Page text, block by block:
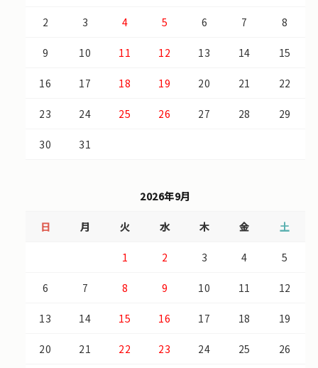
2 3 4 5 6 7 8
9 10 11 12 13 14 15
16 17 18 19 20 21 22
23 24 25 26 27 28 29
30 31
2026年9月
日 月 火 水 木 金 土
1 2 3 4 5
6 7 8 9 10 11 12
13 14 15 16 17 18 19
20 21 22 23 24 25 26